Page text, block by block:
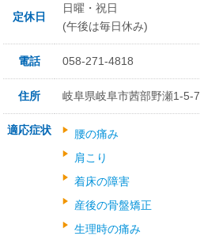
定休日
日曜・祝日
(午後は毎日休み)
電話 058-271-4818
住所 岐阜県岐阜市茜部野瀬1-5-7
適応症状
腰の痛み
肩こり
着床の障害
産後の骨盤矯正
生理時の痛み